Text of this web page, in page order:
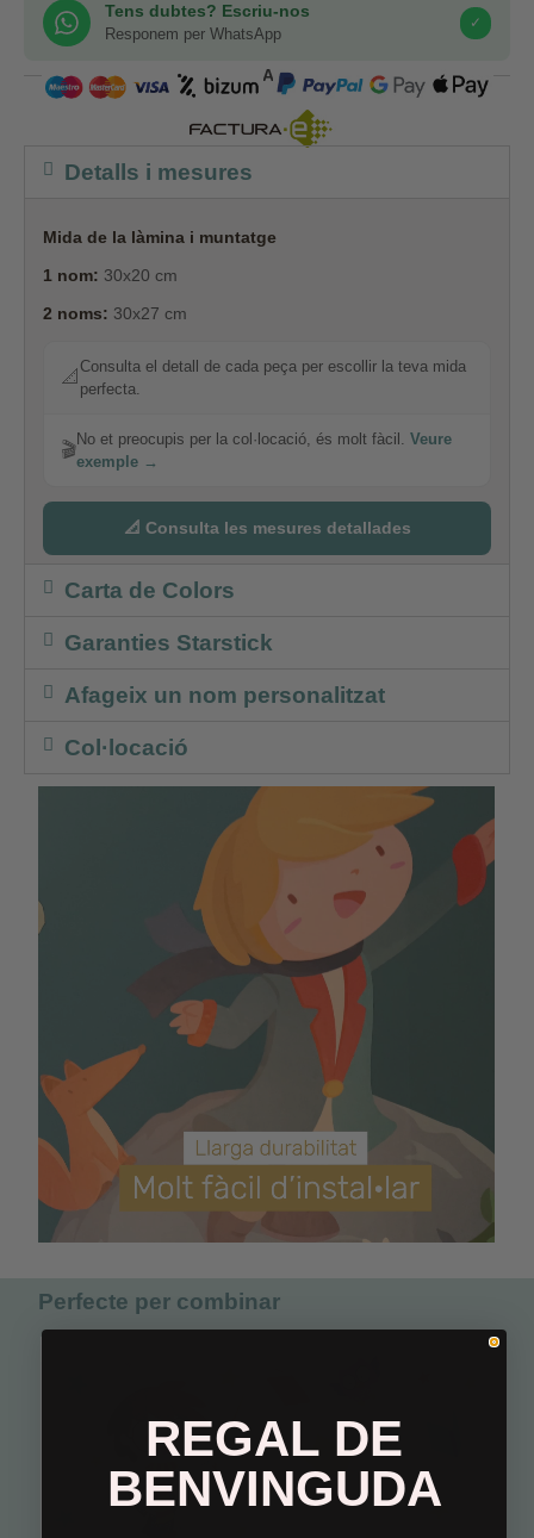
Tens dubtes? Escriu-nos
Responem per WhatsApp
✓
COMPRA SEGURA
Detalls i mesures
Mida de la làmina i muntatge
1 nom: 30x20 cm
2 noms: 30x27 cm
📐
Consulta el detall de cada peça per escollir la teva mida
perfecta.
🎬
No et preocupis per la col·locació, és molt fàcil. Veure
exemple →
📐 Consulta les mesures detallades
Carta de Colors
Garanties Starstick
Afageix un nom personalitzat
Col·locació
Perfecte per combinar
REGAL DE
BENVINGUDA